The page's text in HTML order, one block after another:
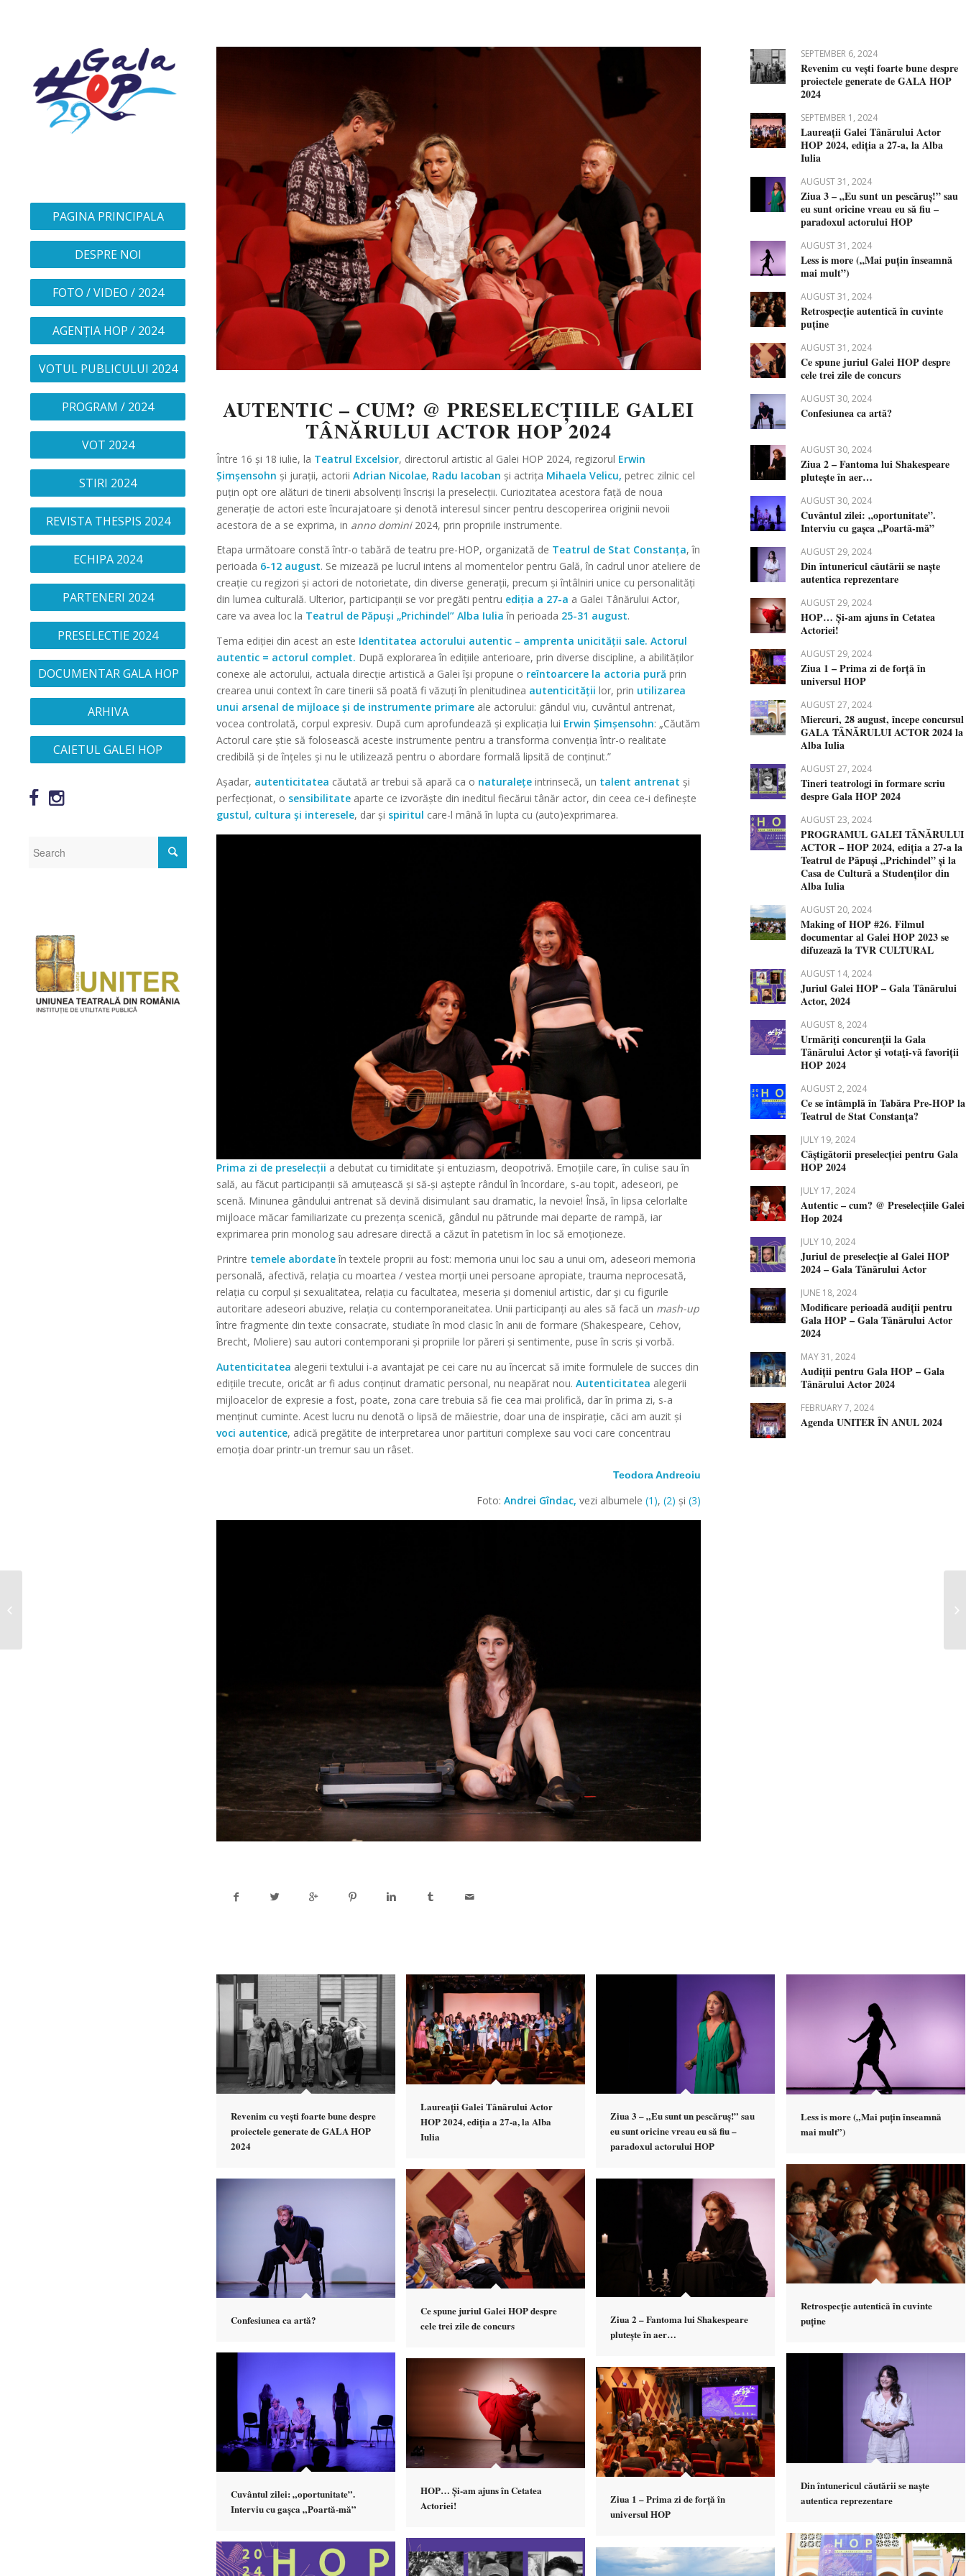
PAGINA PRINCIPALA
DESPRE NOI
FOTO / VIDEO / 2024
AGENȚIA HOP / 2024
VOTUL PUBLICULUI 2024
PROGRAM / 2024
VOT 2024
STIRI 2024
REVISTA THESPIS 2024
ECHIPA 2024
PARTENERI 2024
PRESELECTIE 2024
DOCUMENTAR GALA HOP
ARHIVA
CAIETUL GALEI HOP
AUTENTIC – CUM? @ PRESELECȚIILE GALEI
TÂNĂRULUI ACTOR HOP 2024
Între 16 și 18 iulie, la Teatrul Excelsior, directorul artistic al Galei HOP 2024, regizorul Erwin
Șimșensohn și jurații, actorii Adrian Nicolae, Radu Iacoban și actrița Mihaela Velicu, petrec zilnic cel
puțin opt ore alături de tinerii absolvenți înscriși la preselecții. Curiozitatea acestora față de noua
generație de actori este încurajatoare și denotă interesul sincer pentru descoperirea originii nevoii
acestora de a se exprima, in anno domini2024, prin propriile instrumente.
Etapa următoare constă într-o tabără de teatru pre-HOP, organizată de Teatrul de Stat Constanța, în
perioada 6-12 august. Se mizează pe lucrul intens al momentelor pentru Gală, în cadrul unor ateliere de
creație cu regizori și actori de notorietate, din diverse generații, precum și întâlniri unice cu personalități
din lumea culturală. Ulterior, participanții se vor pregăti pentru ediția a 27-a a Galei Tânărului Actor,
care va avea loc la Teatrul de Păpuși „Prichindel” Alba Iulia în perioada 25-31 august.
Tema ediției din acest an este Identitatea actorului autentic – amprenta unicității sale. Actorul
autentic = actorul complet. După explorarea în edițiile anterioare, prin diverse discipline, a abilităților
conexe ale actorului, actuala direcție artistică a Galei își propune o reîntoarcere la actoria pură prin
crearea unui context în care tinerii să poată fi văzuți în plenitudinea autenticității lor, prin utilizarea
unui arsenal de mijloace și de instrumente primare ale actorului: gândul viu, cuvântul antrenat,
vocea controlată, corpul expresiv. După cum aprofundează și explicația lui Erwin Șimșensohn: „Căutăm
Actorul care știe să folosească aceste instrumente pentru a transforma convenția într-o realitate
credibilă și de înțeles și nu le utilizează pentru o abordare formală lipsită de conținut.”
Așadar, autenticitatea căutată ar trebui să apară ca o naturalețe intrinsecă, un talent antrenat și
perfecționat, o sensibilitate aparte ce izvorăște din ineditul fiecărui tânăr actor, din ceea ce-i definește
gustul, cultura și interesele, dar și spiritul care-l mână în lupta cu (auto)exprimarea.
Prima zi de preselecții a debutat cu timiditate și entuziasm, deopotrivă. Emoțiile care, în culise sau în
sală, au făcut participanții să amuțească și să-și aștepte rândul în încordare, s-au topit, adeseori, pe
scenă. Minunea gândului antrenat să devină disimulant sau dramatic, la nevoie! Însă, în lipsa celorlalte
mijloace măcar familiarizate cu prezența scenică, gândul nu pătrunde mai departe de rampă, iar
exprimarea prin monolog sau adresare directă a căzut în patetism în loc să emoționeze.
Printre temele abordateîn textele proprii au fost: memoria unui loc sau a unui om, adeseori memoria
personală, afectivă, relația cu moartea / vestea morții unei persoane apropiate,trauma neprocesată,
relația cu corpul și sexualitatea, relația cu facultatea, meseria și domeniul artistic, dar și cu figurile
autoritare adeseori abuzive, relația cu contemporaneitatea. Unii participanți au ales să facă un mash-up
între fragmente din texte consacrate, studiate în mod clasic în anii de formare (Shakespeare, Cehov,
Brecht, Moliere) sau autori contemporani și propriile lor păreri și sentimente, puse în scris și vorbă.
Autenticitatea alegerii textului i-a avantajat pe cei care nu au încercat să imite formulele de succes din
edițiile trecute, oricât ar fi adus conținut dramatic personal, nu neapărat nou. Autenticitatea alegerii
mijloacelor de expresie a fost, poate, zona care trebuia să fie cea mai prolifică, dar în prima zi, s-a
menținut cuminte. Acest lucru nu denotă o lipsă de măiestrie, doar una de inspirație, căci am auzit și
voci autentice, adică pregătite de interpretarea unor partituri complexe sau voci care concentrau
emoția doar printr-un tremur sau un râset.
Teodora Andreoiu
Foto:Andrei Gîndac,vezi albumele(1),(2) și(3)
SEPTEMBER 6, 2024
Revenim cu vești foarte bune despre
proiectele generate de GALA HOP
2024
SEPTEMBER 1, 2024
Laureații Galei Tânărului Actor
HOP 2024, ediția a 27-a, la Alba
Iulia
AUGUST 31, 2024
Ziua 3 – „Eu sunt un pescăruș!” sau
eu sunt oricine vreau eu să fiu –
paradoxul actorului HOP
AUGUST 31, 2024
Less is more („Mai puțin înseamnă
mai mult”)
AUGUST 31, 2024
Retrospecție autentică în cuvinte
puține
AUGUST 31, 2024
Ce spune juriul Galei HOP despre
cele trei zile de concurs
AUGUST 30, 2024
Confesiunea ca artă?
AUGUST 30, 2024
Ziua 2 – Fantoma lui Shakespeare
plutește în aer…
AUGUST 30, 2024
Cuvântul zilei: „oportunitate”.
Interviu cu gașca „Poartă-mă”
AUGUST 29, 2024
Din întunericul căutării se naște
autentica reprezentare
AUGUST 29, 2024
HOP… Și-am ajuns în Cetatea
Actoriei!
AUGUST 29, 2024
Ziua 1 – Prima zi de forță în
universul HOP
AUGUST 27, 2024
Miercuri, 28 august, începe concursul
GALA TÂNĂRULUI ACTOR 2024 la
Alba Iulia
AUGUST 27, 2024
Tineri teatrologi în formare scriu
despre Gala HOP 2024
AUGUST 23, 2024
PROGRAMUL GALEI TÂNĂRULUI
ACTOR – HOP 2024, ediția a 27-a la
Teatrul de Păpuși „Prichindel” și la
Casa de Cultură a Studenților din
Alba Iulia
AUGUST 20, 2024
Making of HOP #26. Filmul
documentar al Galei HOP 2023 se
difuzează la TVR CULTURAL
AUGUST 14, 2024
Juriul Galei HOP – Gala Tânărului
Actor, 2024
AUGUST 8, 2024
Urmăriţi concurenții la Gala
Tânărului Actor şi votaţi-vă favoriții
HOP 2024
AUGUST 2, 2024
Ce se întâmplă în Tabăra Pre-HOP la
Teatrul de Stat Constanța?
JULY 19, 2024
Câștigătorii preselecției pentru Gala
HOP 2024
JULY 17, 2024
Autentic – cum? @ Preselecțiile Galei
Hop 2024
JULY 10, 2024
Juriul de preselecție al Galei HOP
2024 – Gala Tânărului Actor
JUNE 18, 2024
Modificare perioadă audiții pentru
Gala HOP – Gala Tânărului Actor
2024
MAY 31, 2024
Audiții pentru Gala HOP – Gala
Tânărului Actor 2024
FEBRUARY 7, 2024
Agenda UNITER ÎN ANUL 2024
Revenim cu vești foarte bune despre
proiectele generate de GALA HOP
2024
Laureații Galei Tânărului Actor
HOP 2024, ediția a 27-a, la Alba
Iulia
Ziua 3 – „Eu sunt un pescăruș!” sau
eu sunt oricine vreau eu să fiu –
paradoxul actorului HOP
Less is more („Mai puțin înseamnă
mai mult”)
Retrospecție autentică în cuvinte
puține
Ce spune juriul Galei HOP despre
cele trei zile de concurs
Confesiunea ca artă?
Ziua 2 – Fantoma lui Shakespeare
plutește în aer…
Cuvântul zilei: „oportunitate”.
Interviu cu gașca „Poartă-mă”
Din întunericul căutării se naște
autentica reprezentare
HOP… Și-am ajuns în Cetatea
Actoriei!
Ziua 1 – Prima zi de forță în
universul HOP